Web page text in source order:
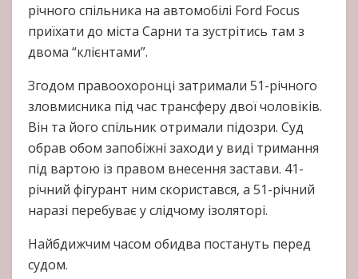
річного спільника на автомобілі Ford Focus
приїхати до міста Сарни та зустрітись там з
двома “клієнтами”.
Згодом правоохоронці затримали 51-річного
зловмисника під час трансферу двої чоловіків.
Він та його спільник отримали підозри. Суд
обрав обом запобіжні заходи у виді тримання
під вартою із правом внесення застави. 41-
річний фігурант ним скористався, а 51-річний
наразі перебуває у слідчому ізоляторі.
Найбдижчим часом обидва постануть перед
судом.